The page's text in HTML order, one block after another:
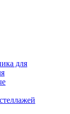
для